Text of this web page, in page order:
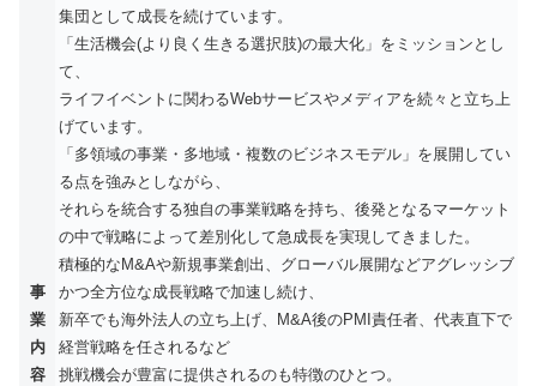
事
業
内
容
集団として成長を続けています。
「生活機会(より良く生きる選択肢)の最大化」をミッションとし
て、
ライフイベントに関わるWebサービスやメディアを続々と立ち上
げています。
「多領域の事業・多地域・複数のビジネスモデル」を展開してい
る点を強みとしながら、
それらを統合する独自の事業戦略を持ち、後発となるマーケット
の中で戦略によって差別化して急成長を実現してきました。
積極的なM&Aや新規事業創出、グローバル展開などアグレッシブ
かつ全方位な成長戦略で加速し続け、
新卒でも海外法人の立ち上げ、M&A後のPMI責任者、代表直下で
経営戦略を任されるなど
挑戦機会が豊富に提供されるのも特徴のひとつ。